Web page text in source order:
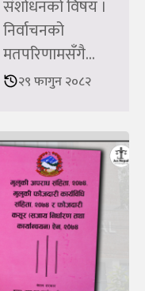
संशोधनको विषय ।
निर्वाचनको
मतपरिणामसँगै...
२९ फागुन २०८२